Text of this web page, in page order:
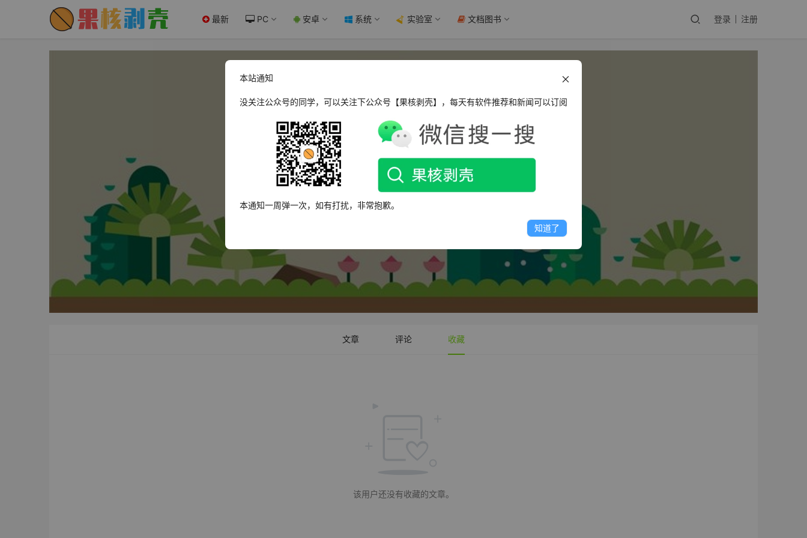
最新 PC 安卓 系统 实验室 文档图书 登录 注册
丶歲月靜好丿
文章 评论 收藏
该用户还没有收藏的文章。
本站通知
没关注公众号的同学，可以关注下公众号【果核剥壳】，每天有软件推荐和新闻可以订阅
本通知一周弹一次，如有打扰，非常抱歉。
知道了